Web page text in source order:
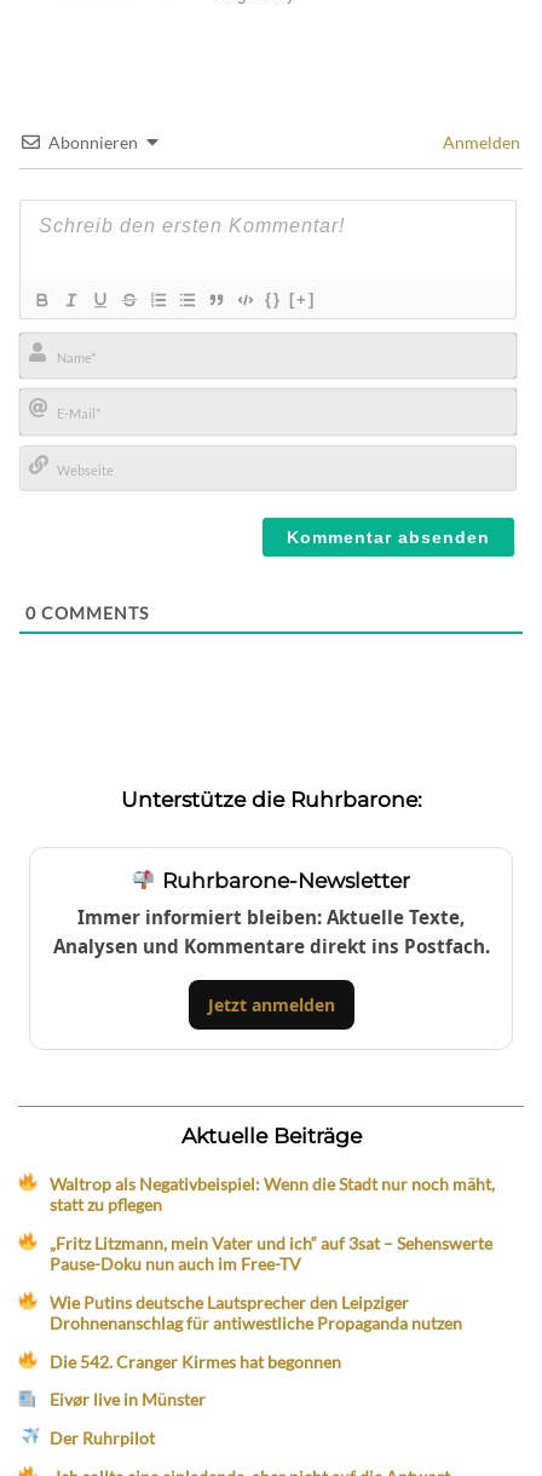
Abonnieren Anmelden
{} [+]
Name*
E-
Mail*
0 COMMENTS
Unterstütze die Ruhrbarone:
Ruhrbarone-Newsletter
Immer informiert bleiben: Aktuelle Texte,
Analysen und Kommentare direkt ins Postfach.
Jetzt anmelden
Aktuelle Beiträge
Waltrop als Negativbeispiel: Wenn die Stadt nur noch mäht,
statt zu pflegen
„Fritz Litzmann, mein Vater und ich“ auf 3sat – Sehenswerte
Pause-Doku nun auch im Free-TV
Wie Putins deutsche Lautsprecher den Leipziger
Drohnenanschlag für antiwestliche Propaganda nutzen
Die 542. Cranger Kirmes hat begonnen
Eivør live in Münster
Der Ruhrpilot